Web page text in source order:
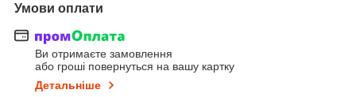
Умови оплати
Ви отримаєте замовлення
або гроші повернуться на вашу картку
Детальніше